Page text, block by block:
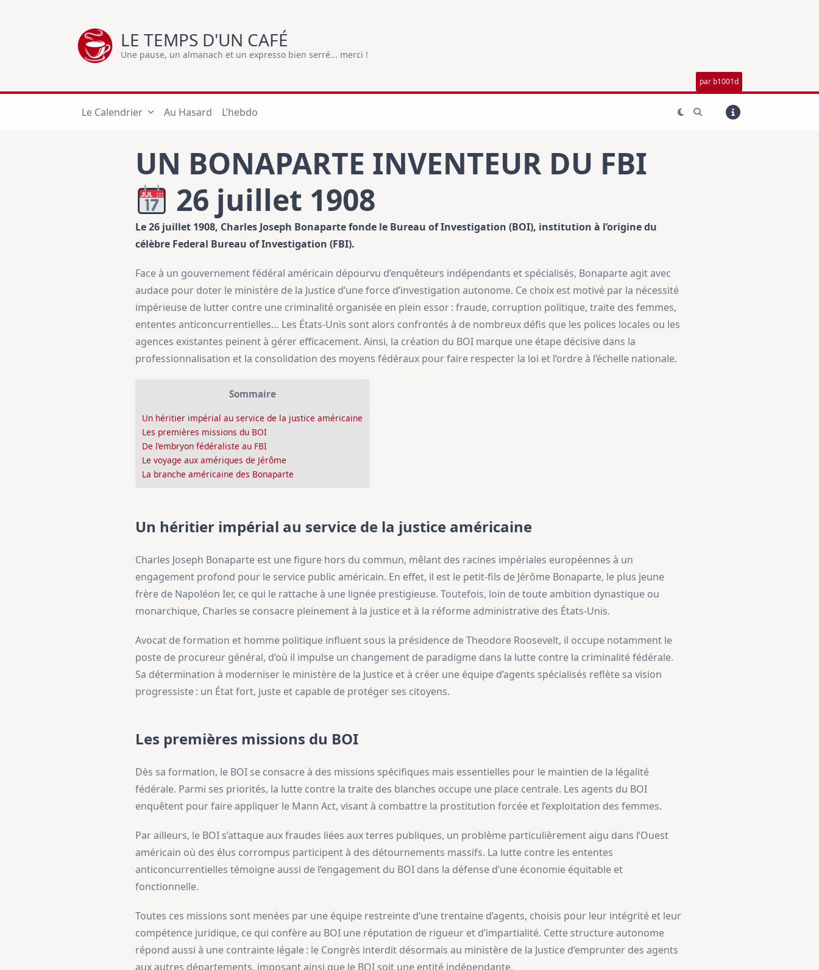
LE TEMPS D'UN CAFÉ
Une pause, un almanach et un expresso bien serré... merci !
par b1001d
Le Calendrier Au Hasard L’hebdo
UN BONAPARTE INVENTEUR DU FBI
26 juillet 1908
Le 26 juillet 1908, Charles Joseph Bonaparte fonde le Bureau of Investigation (BOI), institution à l’origine du
célèbre Federal Bureau of Investigation (FBI).
Face à un gouvernement fédéral américain dépourvu d’enquêteurs indépendants et spécialisés, Bonaparte agit avec
audace pour doter le ministère de la Justice d’une force d’investigation autonome. Ce choix est motivé par la nécessité
impérieuse de lutter contre une criminalité organisée en plein essor : fraude, corruption politique, traite des femmes,
ententes anticoncurrentielles… Les États-Unis sont alors confrontés à de nombreux défis que les polices locales ou les
agences existantes peinent à gérer efficacement. Ainsi, la création du BOI marque une étape décisive dans la
professionnalisation et la consolidation des moyens fédéraux pour faire respecter la loi et l’ordre à l’échelle nationale.
Sommaire
Un héritier impérial au service de la justice américaine
Les premières missions du BOI
De l’embryon fédéraliste au FBI
Le voyage aux amériques de Jérôme
La branche américaine des Bonaparte
Un héritier impérial au service de la justice américaine
Charles Joseph Bonaparte est une figure hors du commun, mêlant des racines impériales européennes à un
engagement profond pour le service public américain. En effet, il est le petit-fils de Jérôme Bonaparte, le plus jeune
frère de Napoléon Ier, ce qui le rattache à une lignée prestigieuse. Toutefois, loin de toute ambition dynastique ou
monarchique, Charles se consacre pleinement à la justice et à la réforme administrative des États-Unis.
Avocat de formation et homme politique influent sous la présidence de Theodore Roosevelt, il occupe notamment le
poste de procureur général, d’où il impulse un changement de paradigme dans la lutte contre la criminalité fédérale.
Sa détermination à moderniser le ministère de la Justice et à créer une équipe d’agents spécialisés reflète sa vision
progressiste : un État fort, juste et capable de protéger ses citoyens.
Les premières missions du BOI
Dès sa formation, le BOI se consacre à des missions spécifiques mais essentielles pour le maintien de la légalité
fédérale. Parmi ses priorités, la lutte contre la traite des blanches occupe une place centrale. Les agents du BOI
enquêtent pour faire appliquer le Mann Act, visant à combattre la prostitution forcée et l’exploitation des femmes.
Par ailleurs, le BOI s’attaque aux fraudes liées aux terres publiques, un problème particulièrement aigu dans l’Ouest
américain où des élus corrompus participent à des détournements massifs. La lutte contre les ententes
anticoncurrentielles témoigne aussi de l’engagement du BOI dans la défense d’une économie équitable et
fonctionnelle.
Toutes ces missions sont menées par une équipe restreinte d’une trentaine d’agents, choisis pour leur intégrité et leur
compétence juridique, ce qui confère au BOI une réputation de rigueur et d’impartialité. Cette structure autonome
répond aussi à une contrainte légale : le Congrès interdit désormais au ministère de la Justice d’emprunter des agents
aux autres départements, imposant ainsi que le BOI soit une entité indépendante.